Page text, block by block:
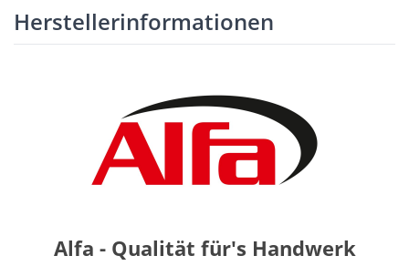
Herstellerinformationen
Alfa - Qualität für's Handwerk